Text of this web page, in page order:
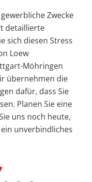
Zwecke
detaillierte
sich diesen Stress
Loew
Möhringen
übernehmen die
dafür, dass Sie
Planen Sie eine
uns noch heute,
unverbindliches